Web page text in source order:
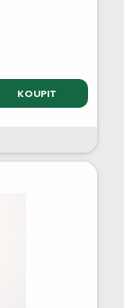
KOUPIT